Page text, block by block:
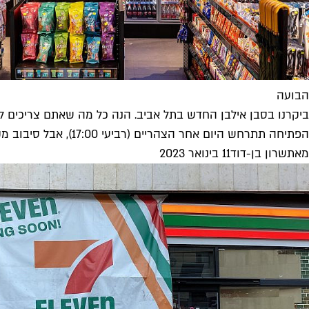
הבועה
ביקרנו בסבן אילבן החדש בתל אביב. הנה כל מה שאתם צריכים
הפתיחה תתרחש היום אחר הצהריים (רביעי 17:00), אבל סיבוב מקדים שערכנו בחנות הדגל של סבן אילבן בדיזנגוף סנטר מסמנת שההתרגשות לקראתה...
מאתשרון בן-דוד11 בינואר 2023